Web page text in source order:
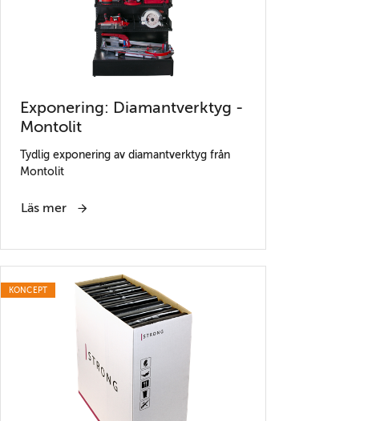
Exponering: Diamantverktyg -
Montolit
Tydlig exponering av diamantverktyg från
Montolit
Läs mer
KONCEPT